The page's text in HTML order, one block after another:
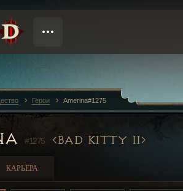
#1275 BAD KITTY II
КАРЬЕРА
Герои Amerina#1275